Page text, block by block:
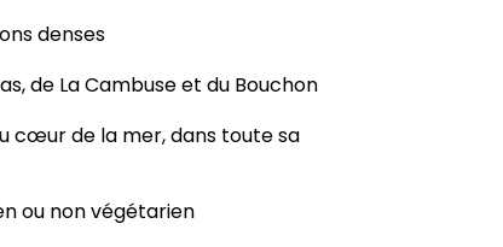
denses
de La Cambuse et du Bouchon
cœur de la mer, dans toute sa
ou non végétarien